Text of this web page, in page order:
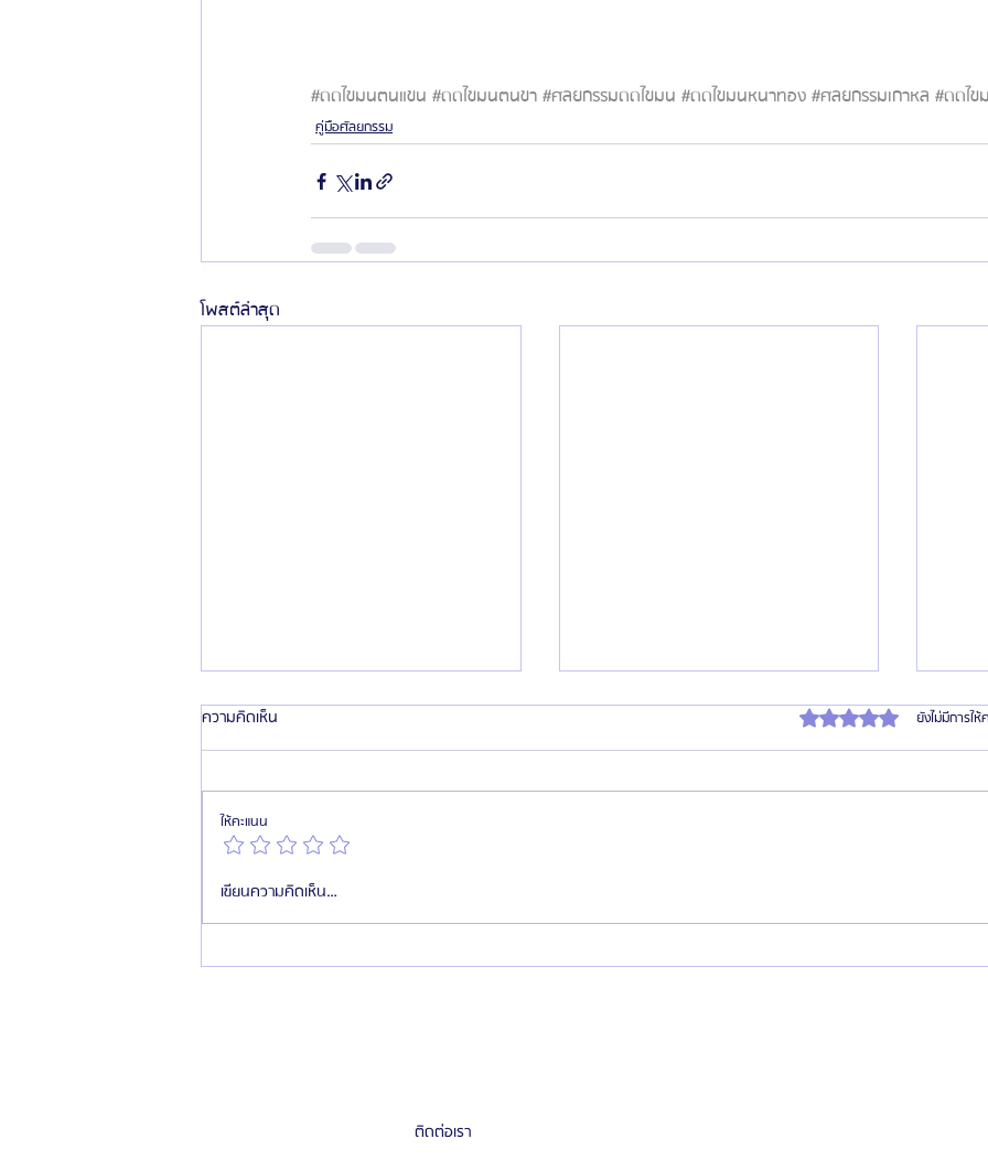
#ดดไขมนตนแขน #ดดไขมนตนขา#ศลยกรรมดดไขมน #ดดไขมนหนาทอง#ศลยกรรมเกาหล #ดดไข
คู่มือศัลยกรรม
โพสต์ล่าสุด
อาหารต้องห้าม! ไม่ควรทานหลังทำ
ศัลยกรรม ตามคำแนะนำ Epic Plastic
เกาหลีชั้นนำ 2024 📂
เกาห
ความคิดเห็น ได้รับ 0 เต็ม 5 ดาวยังไม่มีการใ
ให้คะแนน
เขียนความคิดเห็น…
ติดต่อเรา